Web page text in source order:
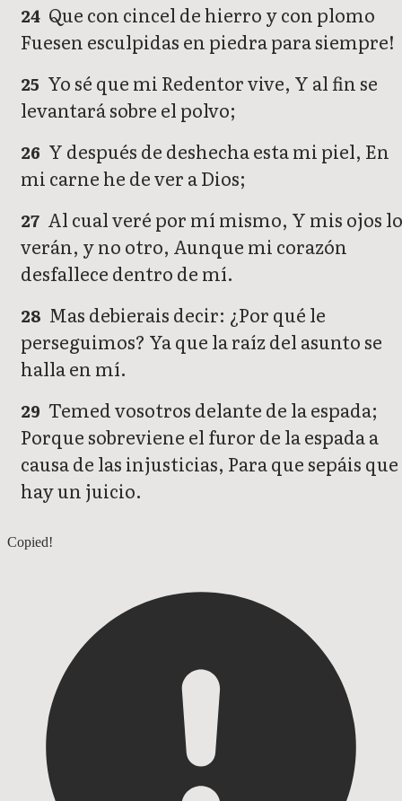
24 Que con cincel de hierro y con plomo
Fuesen esculpidas en piedra para siempre!
25 Yo sé que mi Redentor vive, Y al fin se
levantará sobre el polvo;
26 Y después de deshecha esta mi piel, En
mi carne he de ver a Dios;
27 Al cual veré por mí mismo, Y mis ojos
verán, y no otro, Aunque mi corazón
desfallece dentro de mí.
28 Mas debierais decir: ¿Por qué le
perseguimos? Ya que la raíz del asunto se
halla en mí.
29 Temed vosotros delante de la espada;
Porque sobreviene el furor de la espada a
causa de las injusticias, Para que sepáis que
hay un juicio.
Job 18 Job 20
Copied!